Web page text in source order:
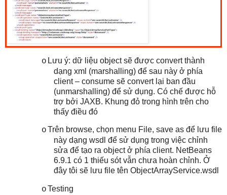
o Lưu ý: dữ liệu object sẽ được convert thành
dạng xml (marshalling) để sau này ở phía
client – consume sẽ convert lại ban đầu
(unmarshalling) để sử dụng. Có chế được hỗ
trợ bởi JAXB. Khung đỏ trong hình trên cho
thấy điều đó
oTrên browse, chọn menu File, save as để lưu file
này dạng wsdl để sử dụng trong việc chỉnh
sửa để tạo ra object ở phía client. NetBeans
6.9.1 có 1 thiếu sót vẫn chưa hoàn chỉnh. Ở
đây tôi sẽ lưu file tên ObjectArrayService.wsdl
oTesting